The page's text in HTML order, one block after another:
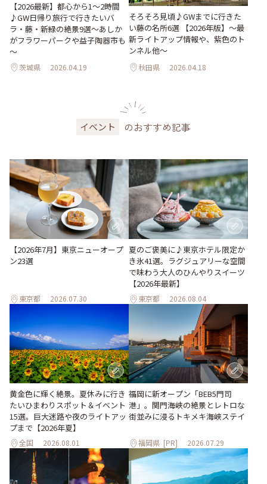
【2026最新】都心から1～2時間
♪GW日帰り旅行で行きたいバ
ラ・藤・新緑の絶景9選～あしか
がフラワーパークや益子陶器市も
～
茨城県 2026.04.19
そろそろ見頃♪GWまでに行きた
い藤の名所6選 【2026年版】～最
新ライトアップ情報や、紫色のト
ンネル他～
秋田県 2026.04.18
イベント のおすすめ記事
【2026年7月】東京ニューオープ
ン23選
東京都 2026.07.30
夏のご褒美に♪東京ホテル限定か
き氷41選。ラグジュアリーな空間
で味わう大人のひんやりスイーツ
【2026年最新】
東京都 2026.08.04
黄金色に輝く絶景。夏休みに行き
たいひまわりスポット＆イベント
15選。巨大迷路や夜のライトアッ
プまで【2026年夏】
全国 2026.08.01
福岡に新オープン「BEB5門司
港」。関門海峡の絶景とレトロな
街並みに浸るトキメキ海峡ステイ
福岡県 [PR] 2026.07.29